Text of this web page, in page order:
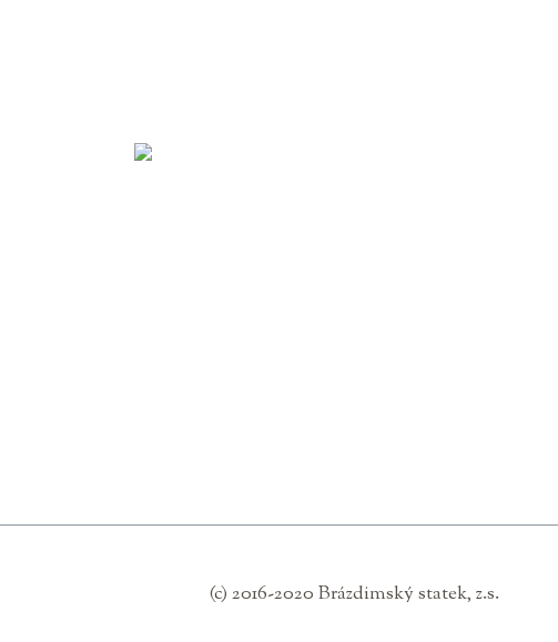
(c) 2016-2020 Brázdimský statek, z.s.